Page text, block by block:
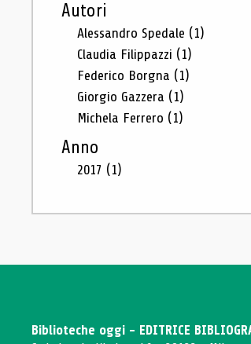
Autori
Alessandro Spedale (1)
Claudia Filippazzi (1)
Federico Borgna (1)
Giorgio Gazzera (1)
Michela Ferrero (1)
Anno
2017 (1)
Biblioteche oggi - EDITRICE